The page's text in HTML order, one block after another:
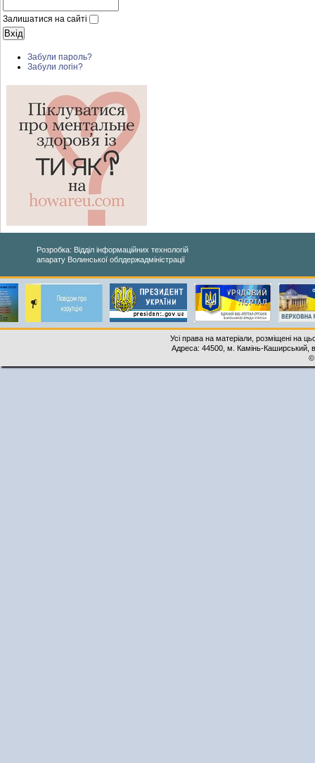
Залишатися на сайті
Забули пароль?
Забули логін?
Розробка: Відділ інформаційних технологій
апарату Волинської облдержадміністрації
Усі права на матеріали, розміщені на
Адреса: 44500, м. Камінь-Каширський,
©